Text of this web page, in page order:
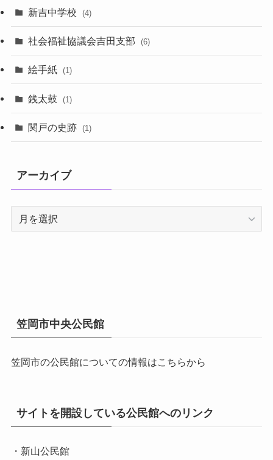
新吉中学校 (4)
社会福祉協議会吉田支部 (6)
絵手紙 (1)
銭太鼓 (1)
関戸の史跡 (1)
アーカイブ
笠岡市中央公民館
笠岡市の公民館についての情報はこちらから
サイトを開設している公民館へのリンク
・新山公民館